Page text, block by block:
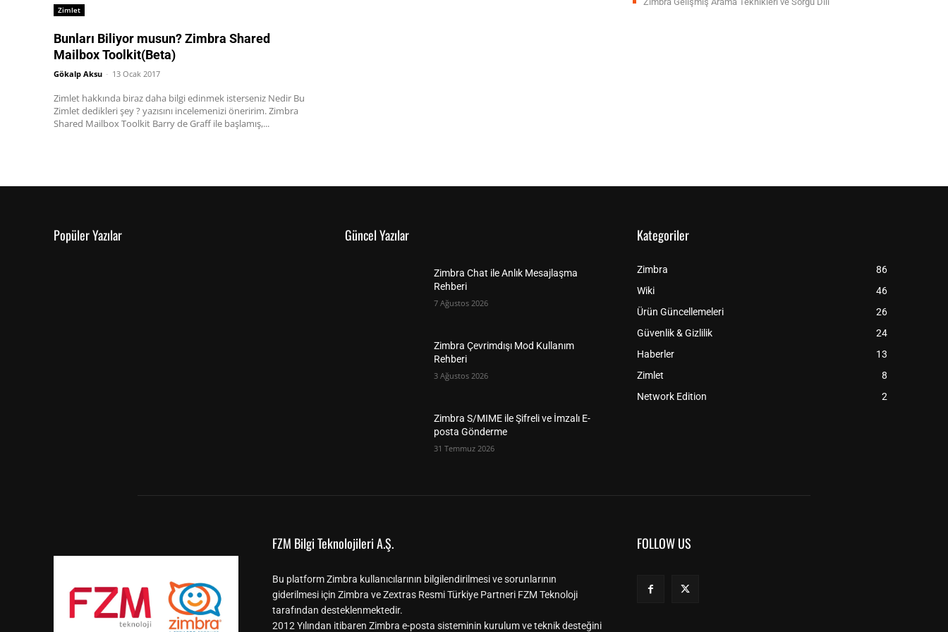
Zimlet
Bunları Biliyor musun? Zimbra Shared
Mailbox Toolkit(Beta)
Gökalp Aksu - 13 Ocak 2017
Zimlet hakkında biraz daha bilgi edinmek isterseniz Nedir Bu
Zimlet dedikleri şey ? yazısını incelemenizi öneririm. Zimbra
Shared Mailbox Toolkit Barry de Graff ile başlamış,...
Popüler Yazılar Güncel Yazılar
Zimbra Chat ile Anlık Mesajlaşma
Rehberi
7 Ağustos 2026
Zimbra Çevrimdışı Mod Kullanım
Rehberi
3 Ağustos 2026
Zimbra S/MIME ile Şifreli ve İmzalı E-
posta Gönderme
31 Temmuz 2026
Kategoriler
Zimbra
86
Wiki
46
Ürün Güncellemeleri
26
Güvenlik & Gizlilik
24
Haberler
13
Zimlet
8
Network Edition
2
FZM Bilgi Teknolojileri A.Ş.
Bu platform Zimbra kullanıcılarının bilgilendirilmesi ve sorunlarının
giderilmesi için Zimbra ve Zextras Resmi Türkiye Partneri FZM Teknoloji
tarafından desteklenmektedir.
2012 Yılından itibaren Zimbra e-posta sisteminin kurulum ve teknik desteğini
FOLLOW US